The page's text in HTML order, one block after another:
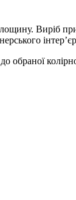
Виріб
обраної